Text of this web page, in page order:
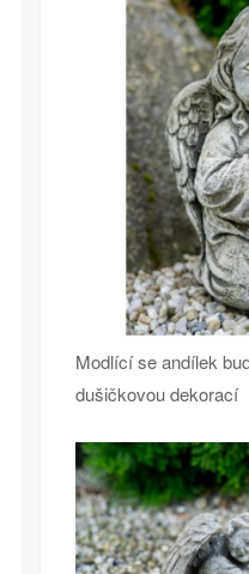
Modlící se andílek
dušičkovou dekorací